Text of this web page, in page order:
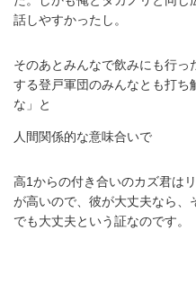
話しやすかったし。
そのあとみんなで飲みにも行っ
する登戸軍団のみんなとも打
な」と
人間関係的な意味合いで
高1からの付き合いのカズ君は
が高いので、彼が大丈夫なら
でも大丈夫という証なのです。